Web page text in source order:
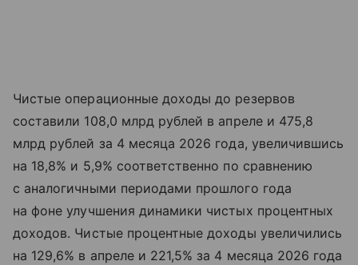
Чистые операционные доходы до резервов
составили 108,0 млрд рублей в апреле и 475,8
млрд рублей за 4 месяца 2026 года, увеличившись
на 18,8% и 5,9% соответственно по сравнению
с аналогичными периодами прошлого года
на фоне улучшения динамики чистых процентных
доходов. Чистые процентные доходы увеличились
на 129,6% в апреле и 221,5% за 4 месяца 2026 года